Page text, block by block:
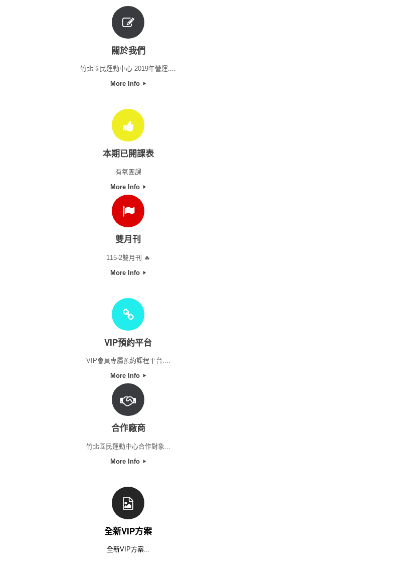
關於我們
竹北國民運動中心 2019年營運....
More Info
本期已開課表
有氧團課
More Info
雙月刊
115-2雙月刊 🔥
More Info
VIP預約平台
VIP會員專屬預約課程平台....
More Info
合作廠商
竹北國民運動中心合作對象...
More Info
全新VIP方案
全新VIP方案...